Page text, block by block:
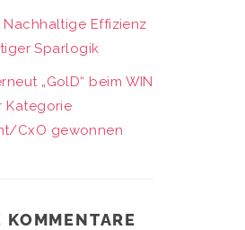
Nachhaltige Effizienz
Sparlogik
„GolD“ beim WIN
Kategorie
CxO gewonnen
KOMMENTARE